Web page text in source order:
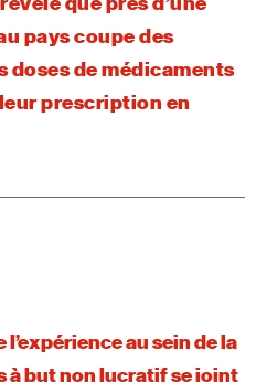
pays coupe des
doses de médicaments
prescription en
au sein de la
à but non lucratif se joint